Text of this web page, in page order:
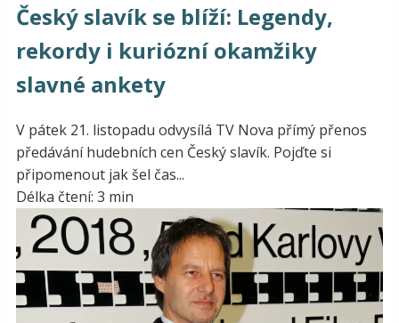
Český slavík se blíží: Legendy,
rekordy i kuriózní okamžiky
slavné ankety
V pátek 21. listopadu odvysílá TV Nova přímý přenos
předávání hudebních cen Český slavík. Pojďte si
připomenout jak šel čas...
Délka čtení: 3 min